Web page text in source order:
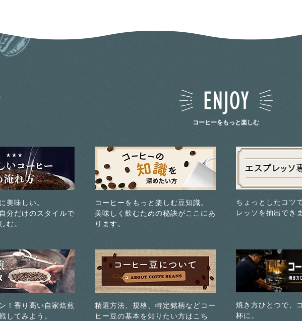
コーヒーをもっと楽しむ
美味しい。
分だけのスタイルで
む。
コーヒーをもっと楽しむ豆知識。
美味しく飲むための秘訣がここにあ
ります。
ちょっとしたコツ
レッソを抽出でき
！香り高い自家焙煎
してみよう。
精選方法、規格、特定銘柄などコー
ヒー豆の基本を知りたい方はこち
焼き方ひとつで、
杯に。